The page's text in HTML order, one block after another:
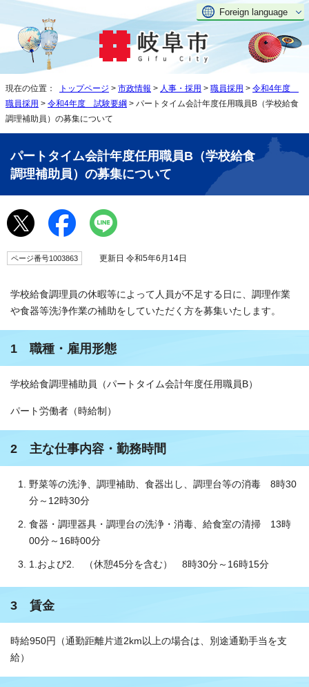
Foreign language
現在の位置： トップページ > 市政情報 > 人事・採用 > 職員採用 > 令和4年度
職員採用 > 令和4年度 試験要綱 > パートタイム会計年度任用職員B（学校給食
調理補助員）の募集について
パートタイム会計年度任用職員B（学校給食
調理補助員）の募集について
ページ番号1003863 更新日 令和5年6月14日
学校給食調理員の休暇等によって人員が不足する日に、調理作業
や食器等洗浄作業の補助をしていただく方を募集いたします。
1 職種・雇用形態
学校給食調理補助員（パートタイム会計年度任用職員B）
パート労働者（時給制）
2 主な仕事内容・勤務時間
野菜等の洗浄、調理補助、食器出し、調理台等の消毒 8時30
分～12時30分
食器・調理器具・調理台の洗浄・消毒、給食室の清掃 13時
00分～16時00分
1.および2. （休憩45分を含む） 8時30分～16時15分
3 賃金
時給950円（通勤距離片道2km以上の場合は、別途通勤手当を支
給）